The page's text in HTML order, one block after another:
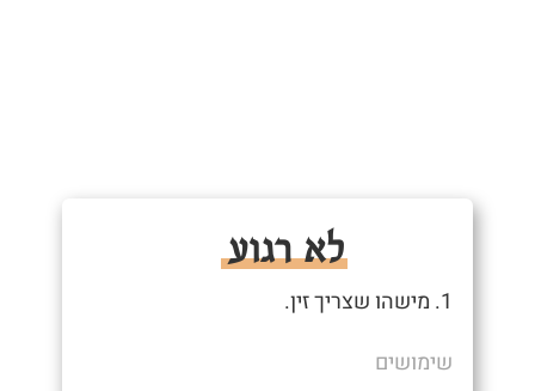
לא רגוע
1. מישהו שצריך זין.
שימושים